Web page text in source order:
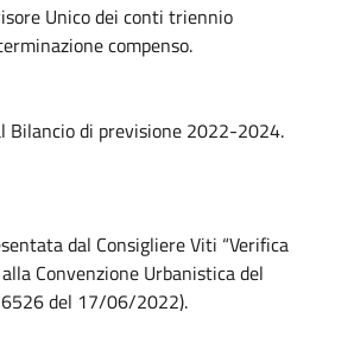
Unico dei conti triennio
compenso.
Bilancio di previsione 2022-2024.
dal Consigliere Viti “Verifica
Convenzione Urbanistica del
del 17/06/2022).